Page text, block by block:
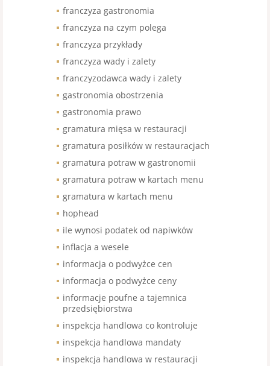
franczyza gastronomia
franczyza na czym polega
franczyza przykłady
franczyza wady i zalety
franczyzodawca wady i zalety
gastronomia obostrzenia
gastronomia prawo
gramatura mięsa w restauracji
gramatura posiłków w restauracjach
gramatura potraw w gastronomii
gramatura potraw w kartach menu
gramatura w kartach menu
hophead
ile wynosi podatek od napiwków
inflacja a wesele
informacja o podwyżce cen
informacja o podwyżce ceny
informacje poufne a tajemnica
przedsiębiorstwa
inspekcja handlowa co kontroluje
inspekcja handlowa mandaty
inspekcja handlowa w restauracji